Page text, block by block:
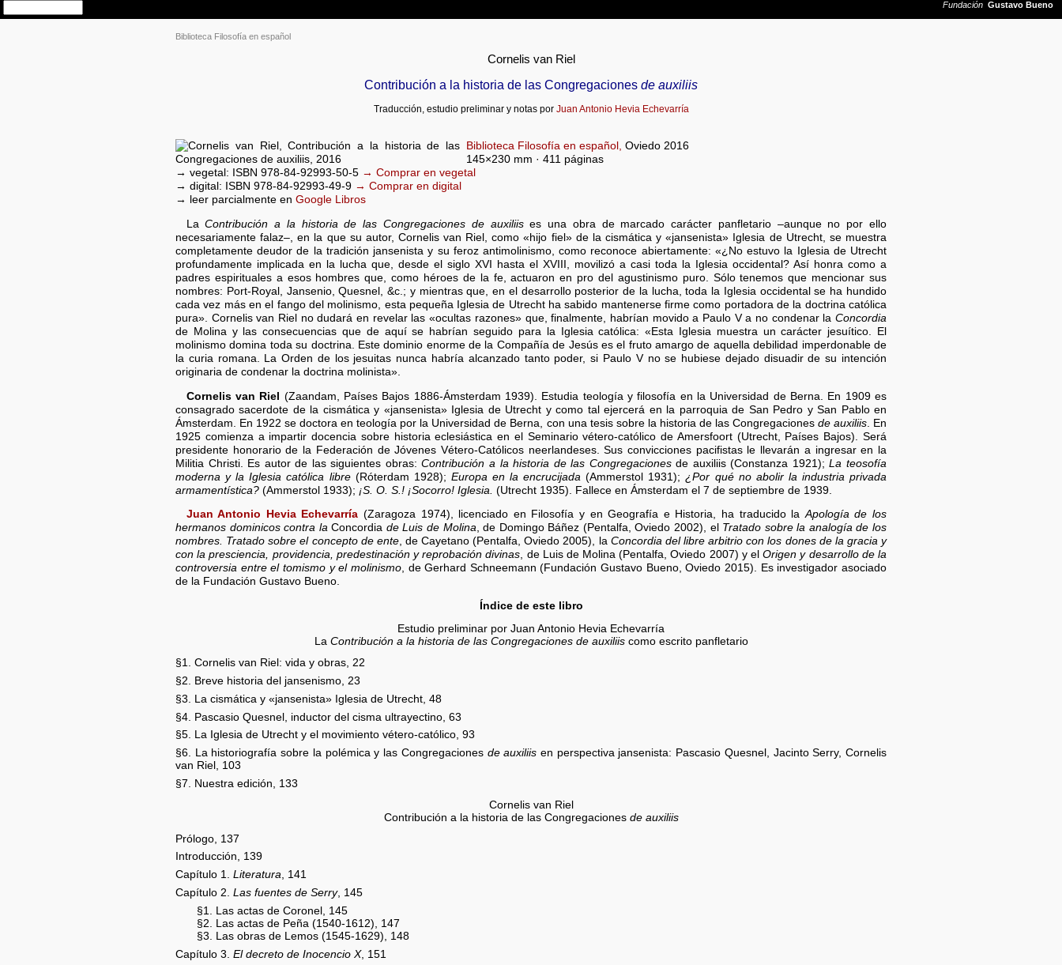
Biblioteca Filosofía en español
Cornelis van Riel
Contribución a la historia de las Congregaciones de auxiliis
Traducción, estudio preliminar y notas por Juan Antonio Hevia Echevarría
Biblioteca Filosofía en español, Oviedo 2016
145×230 mm · 411 páginas
→ vegetal: ISBN 978-84-92993-50-5 → Comprar en vegetal
→ digital: ISBN 978-84-92993-49-9 → Comprar en digital
→ leer parcialmente en Google Libros
LaContribución a la historia de las Congregaciones de auxiliises una obra de marcado carácter panfletario –aunque no por ello
necesariamente falaz–, en la que su autor, Cornelis van Riel, como «hijo fiel» de la cismática y «jansenista» Iglesia de Utrecht, se muestra
completamente deudor de la tradición jansenista y su feroz antimolinismo, como reconoce abiertamente: «¿No estuvo la Iglesia de Utrecht
profundamente implicada en la lucha que, desde el siglo XVI hasta el XVIII, movilizó a casi toda la Iglesia occidental? Así honra como a
padres espirituales a esos hombres que, como héroes de la fe, actuaron en pro del agustinismo puro. Sólo tenemos que mencionar sus
nombres: Port-Royal, Jansenio, Quesnel, &c.; y mientras que, en el desarrollo posterior de la lucha, toda la Iglesia occidental se ha hundido
cada vez más en el fango del molinismo, esta pequeña Iglesia de Utrecht ha sabido mantenerse firme como portadora de la doctrina católica
pura». Cornelis van Riel no dudará en revelar las «ocultas razones» que, finalmente, habrían movido a Paulo V a no condenar la Concordia
de Molina y las consecuencias que de aquí se habrían seguido para la Iglesia católica: «Esta Iglesia muestra un carácter jesuítico. El
molinismo domina toda su doctrina. Este dominio enorme de la Compañía de Jesús es el fruto amargo de aquella debilidad imperdonable de
la curia romana. La Orden de los jesuitas nunca habría alcanzado tanto poder, si Paulo V no se hubiese dejado disuadir de su intención
originaria de condenar la doctrina molinista».
Cornelis van Riel (Zaandam, Países Bajos 1886-Ámsterdam 1939). Estudia teología y filosofía en la Universidad de Berna. En 1909 es
consagrado sacerdote de la cismática y «jansenista» Iglesia de Utrecht y como tal ejercerá en la parroquia de San Pedro y San Pablo en
Ámsterdam. En 1922 se doctora en teología por la Universidad de Berna, con una tesis sobre la historia de las Congregaciones de auxiliis. En
1925 comienza a impartir docencia sobre historia eclesiástica en el Seminario vétero-católico de Amersfoort (Utrecht, Países Bajos). Será
presidente honorario de la Federación de Jóvenes Vétero-Católicos neerlandeses. Sus convicciones pacifistas le llevarán a ingresar en la
Militia Christi. Es autor de las siguientes obras:Contribución a la historia de las Congregacionesde auxiliis (Constanza 1921);La teosofía
moderna y la Iglesia católica libre(Róterdam 1928); Europa en la encrucijada (Ammerstol 1931);¿Por qué no abolir la industria privada
armamentística? (Ammerstol 1933); ¡S. O. S.! ¡Socorro! Iglesia. (Utrecht 1935). Fallece en Ámsterdam el 7 de septiembre de 1939.
Juan Antonio Hevia Echevarría (Zaragoza 1974), licenciado en Filosofía y en Geografía e Historia, ha traducido laApología de los
hermanos dominicos contra laConcordia de Luis de Molina, de Domingo Báñez (Pentalfa, Oviedo 2002), el Tratado sobre la analogía de los
nombres. Tratado sobre el concepto de ente, de Cayetano (Pentalfa, Oviedo 2005), la Concordia del libre arbitrio con los dones de la gracia y
con la presciencia, providencia, predestinación y reprobación divinas, de Luis de Molina (Pentalfa, Oviedo 2007) y elOrigen y desarrollo de la
controversia entre el tomismo y el molinismo, de Gerhard Schneemann (Fundación Gustavo Bueno, Oviedo 2015). Es investigador asociado
de la Fundación Gustavo Bueno.
Índice de este libro
Estudio preliminar por Juan Antonio Hevia Echevarría
La Contribución a la historia de las Congregaciones de auxiliiscomo escrito panfletario
§1. Cornelis van Riel: vida y obras, 22
§2. Breve historia del jansenismo, 23
§3. La cismática y «jansenista» Iglesia de Utrecht, 48
§4. Pascasio Quesnel, inductor del cisma ultrayectino, 63
§5. La Iglesia de Utrecht y el movimiento vétero-católico, 93
§6. La historiografía sobre la polémica y las Congregaciones de auxiliis en perspectiva jansenista: Pascasio Quesnel, Jacinto Serry, Cornelis
van Riel, 103
§7. Nuestra edición, 133
Cornelis van Riel
Contribución a la historia de las Congregaciones de auxiliis
Prólogo, 137
Introducción, 139
Capítulo 1. Literatura, 141
Capítulo 2. Las fuentes de Serry, 145
§1. Las actas de Coronel, 145
§2. Las actas de Peña (1540-1612), 147
§3. Las obras de Lemos (1545-1629), 148
Capítulo 3. El decreto de Inocencio X, 151